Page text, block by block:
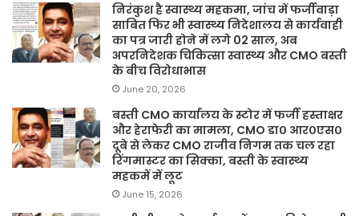
निरंकुश है स्वास्थ्य महकमा, जांच में फर्जीवाड़ा
साबित फिर भी स्वास्थ्य निदेशालय से कार्यवाही
का पत्र जारी होने में लगे 02 साल, अब
अपरनिदेशक चिकित्सा स्वास्थ्य और CMO बस्ती
के बीच विरोधाभास
June 20, 2026
बस्ती CMO कार्यालय के स्टोर में फर्जी हस्ताक्षर
और हेराफेरी का मामला, CMO डा० आर०एस०
दूबे से लेकर CMO राजीव निगम तक चल रहा
रिंगमास्टर का सिक्का, बस्ती के स्वास्थ्य
महकमें में लूट
June 15, 2026